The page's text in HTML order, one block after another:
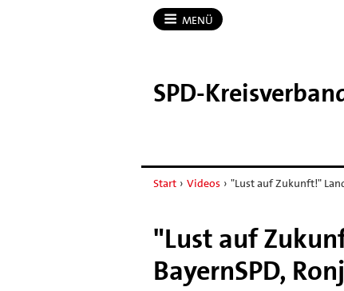
MENÜ
SPD-​
Start › Videos › "Lust auf Zukunft!"
"Lust auf
BayernSPD,